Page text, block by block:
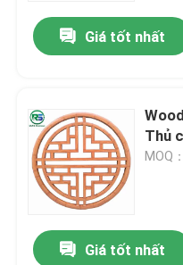
Nhà
Hướng dẫn VR
Về chúng tôi
Tham quan nhà máy
Giá tốt nhất
Thủ
MOQ
Giá tốt nhất